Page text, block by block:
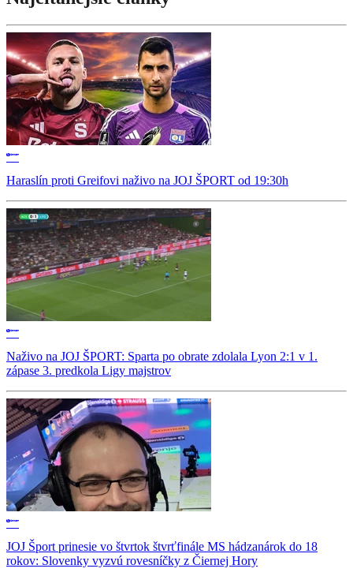
Haraslín proti Greifovi naživo na JOJ ŠPORT od 19:30h
Naživo na JOJ ŠPORT: Sparta po obrate zdolala Lyon 2:1 v 1.
zápase 3. predkola Ligy majstrov
JOJ Šport prinesie vo štvrtok štvrťfinále MS hádzanárok do 18
rokov: Slovenky vyzvú rovesníčky z Čiernej Hory